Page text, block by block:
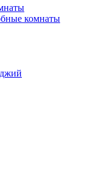
комнаты